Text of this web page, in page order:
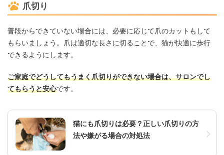
爪切り
普段からできていない場合には、必要に応じて爪のカットもして
もらいましょう。爪は適切な長さに切ることで、猫が快適に歩行
できるようにします。
ご家庭でどうしてもうまく爪切りができない場合は、サロンでし
てもらうと安心です。
猫にも爪切りは必要？正しい爪切りの方
法や嫌がる場合の対処法